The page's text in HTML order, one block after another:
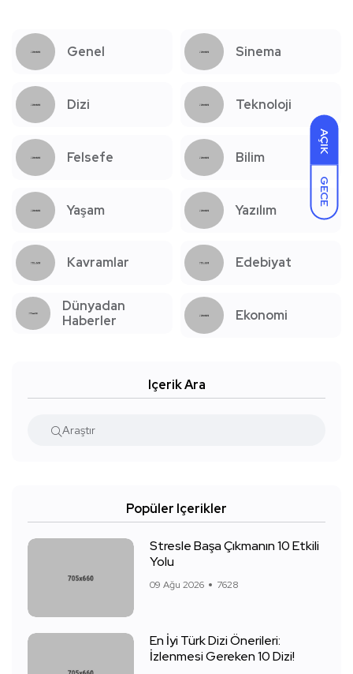
AÇIK
GECE
Genel Sinema
Dizi Teknoloji
Felsefe Bilim
Yaşam Yazılım
Kavramlar Edebiyat
Dünyadan
Haberler
Ekonomi
Içerik Ara
Popüler Içerikler
Stresle Başa Çıkmanın 10 Etkili
Yolu
09 Ağu 2026 7628
En İyi Türk Dizi Önerileri:
İzlenmesi Gereken 10 Dizi!